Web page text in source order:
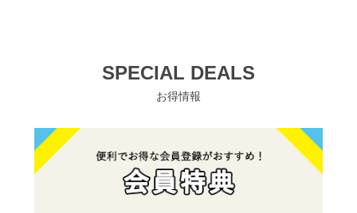
SPECIAL DEALS
お得情報